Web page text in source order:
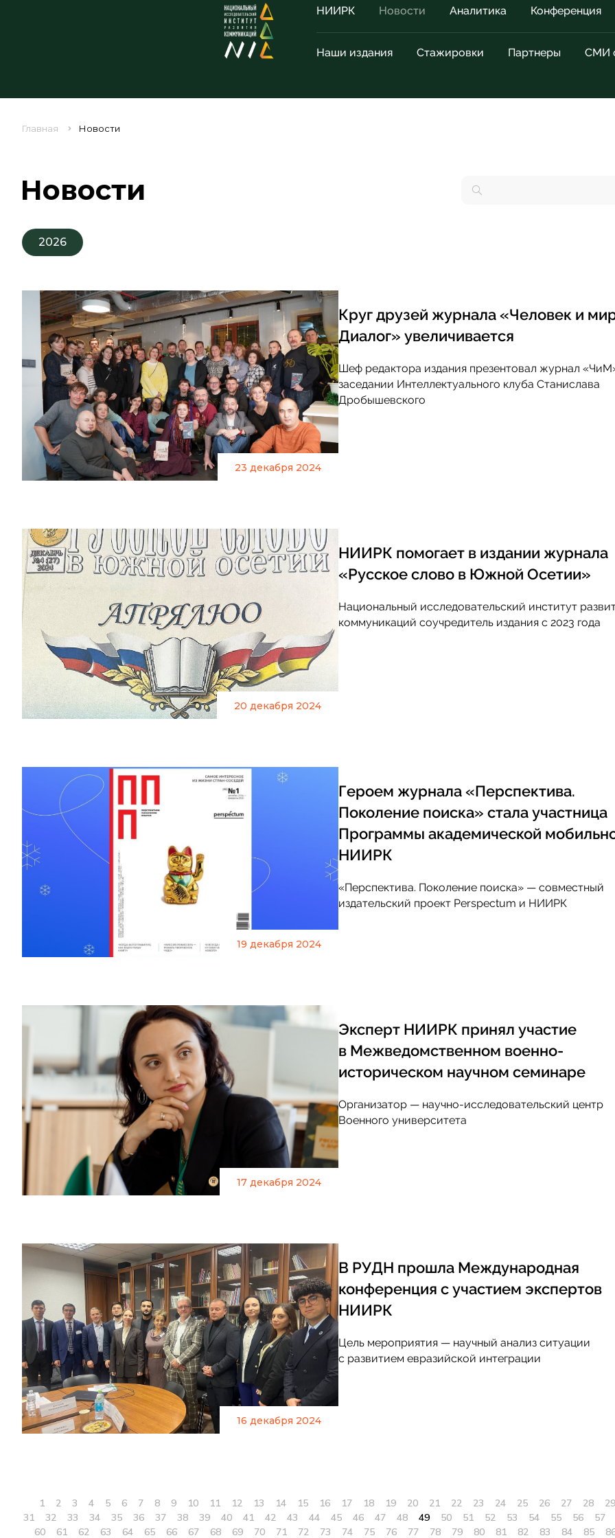
НИИРК Новости Аналитика Конференция
Наши издания Стажировки Партнеры СМИ
Главная Новости
Новости
2026
23 декабря 2024
Круг друзей журнала «Человек и
Диалог» увеличивается
Шеф редактора издания презентовал журнал
заседании Интеллектуального клуба Станислава
Дробышевского
20 декабря 2024
НИИРК помогает в издании журнала
«Русское слово в Южной Осетии»
Национальный исследовательский институт
коммуникаций соучредитель издания с 2023 года
19 декабря 2024
Героем журнала «Перспектива.
Поколение поиска» стала участница
Программы академической
НИИРК
«Перспектива. Поколение поиска» — совместный
издательский проект Perspectum и НИИРК
17 декабря 2024
Эксперт НИИРК принял участие
в Межведомственном военно-
историческом научном семинаре
Организатор — научно-исследовательский центр
Военного университета
16 декабря 2024
В РУДН прошла Международная
конференция с участием экспертов
НИИРК
Цель мероприятия — научный анализ ситуации
с развитием евразийской интеграции
1 2 3 4 5 6 7 8 9 10 11 12 13 14 15 16 17 18 19 20 21 22 23 24 25 26 27 28
29
31
32 33 34 35 36 37 38 39 40 41 42 43 44 45 46 47 48 49 50 51 52 53 54 55 56
57
60
61 62 63 64 65 66 67 68 69 70 71 72 73 74 75 76 77 78 79 80 81 82 83 84 85
Август 3: